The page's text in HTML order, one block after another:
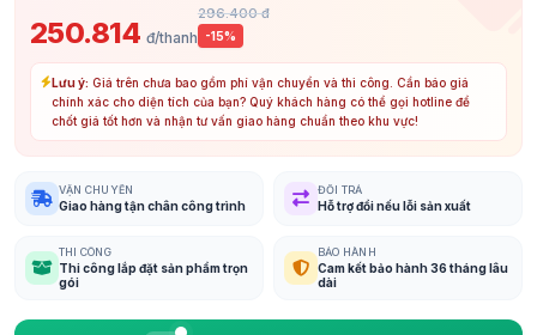
250.814 đ/thanh
296.400 đ
-15%
Lưu ý: Giá trên chưa bao gồm phí vận chuyển và thi công. Cần báo giá
chính xác cho diện tích của bạn? Quý khách hàng có thể gọi hotline để
chốt giá tốt hơn và nhận tư vấn giao hàng chuẩn theo khu vực!
VẬN CHUYỂN
Giao hàng tận chân công trình
ĐỔI TRẢ
Hỗ trợ đổi nếu lỗi sản xuất
THI CÔNG
Thi công lắp đặt sản phẩm trọn
gói
BẢO HÀNH
Cam kết bảo hành 36 tháng lâu
dài